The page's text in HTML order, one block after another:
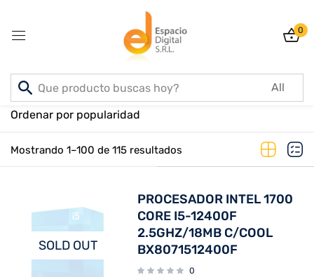
0
Inicio PRODUCTOS
Mostrando 1–100 de 115 resultados
Ordenar por popularidad
SOLD OUT
PROCESADOR INTEL 1700
CORE I5-12400F
2.5GHZ/18MB C/COOL
BX8071512400F
0
Sign in
Remember me
Log In
Create an account